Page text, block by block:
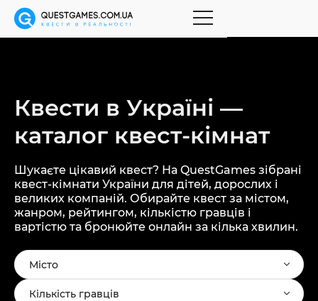
Квести в Україні —
каталог квест-кімнат
Шукаєте цікавий квест? На QuestGames зібрані
квест-кімнати України для дітей, дорослих і
великих компаній. Обирайте квест за містом,
жанром, рейтингом, кількістю гравців і
вартістю та бронюйте онлайн за кілька хвилин.
Місто
Кількість гравців